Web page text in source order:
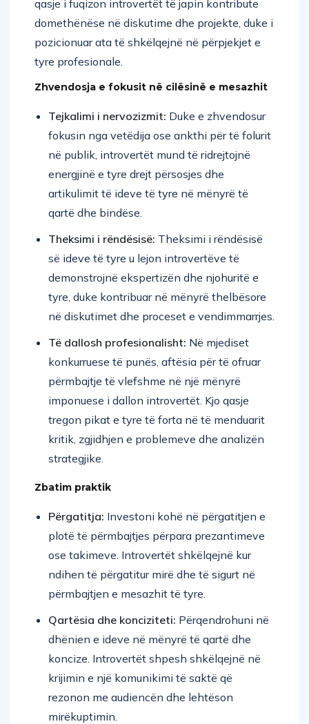
qasje i fuqizon introvertët të japin kontribute
domethënëse në diskutime dhe projekte, duke i
pozicionuar ata të shkëlqejnë në përpjekjet e
tyre profesionale.
Zhvendosja e fokusit në cilësinë e mesazhit
Tejkalimi i nervozizmit: Duke e zhvendosur
fokusin nga vetëdija ose ankthi për të folurit
në publik, introvertët mund të ridrejtojnë
energjinë e tyre drejt përsosjes dhe
artikulimit të ideve të tyre në mënyrë të
qartë dhe bindëse.
Theksimi i rëndësisë: Theksimi i rëndësisë
së ideve të tyre u lejon introvertëve të
demonstrojnë ekspertizën dhe njohuritë e
tyre, duke kontribuar në mënyrë thelbësore
në diskutimet dhe proceset e vendimmarrjes.
Të dallosh profesionalisht: Në mjediset
konkurruese të punës, aftësia për të ofruar
përmbajtje të vlefshme në një mënyrë
imponuese i dallon introvertët. Kjo qasje
tregon pikat e tyre të forta në të menduarit
kritik, zgjidhjen e problemeve dhe analizën
strategjike.
Zbatim praktik
Përgatitja: Investoni kohë në përgatitjen e
plotë të përmbajtjes përpara prezantimeve
ose takimeve. Introvertët shkëlqejnë kur
ndihen të përgatitur mirë dhe të sigurt në
përmbajtjen e mesazhit të tyre.
Qartësia dhe konciziteti: Përqendrohuni në
dhënien e ideve në mënyrë të qartë dhe
koncize. Introvertët shpesh shkëlqejnë në
krijimin e një komunikimi të saktë që
rezonon me audiencën dhe lehtëson
mirëkuptimin.